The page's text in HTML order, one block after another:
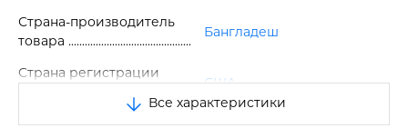
Страна-производитель
товара
Бангладеш
Страна регистрации
США
Размер
One size
Все характеристики